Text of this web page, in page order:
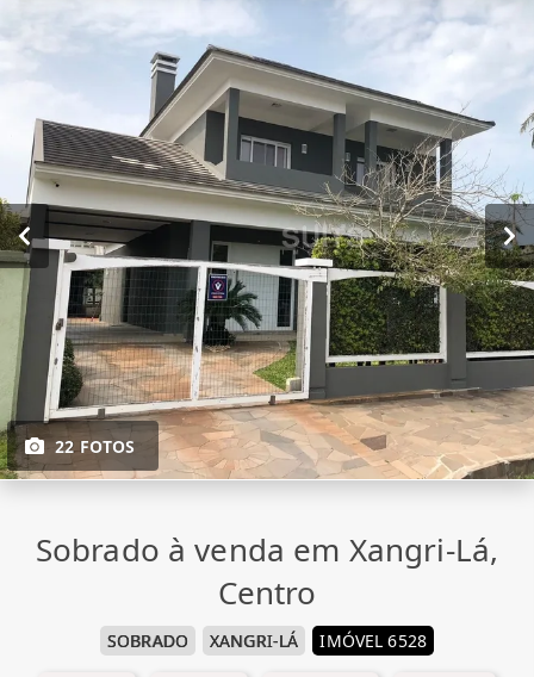
22 FOTOS
Sobrado à venda em Xangri-Lá,
Centro
SOBRADO XANGRI-LÁ IMÓVEL 6528